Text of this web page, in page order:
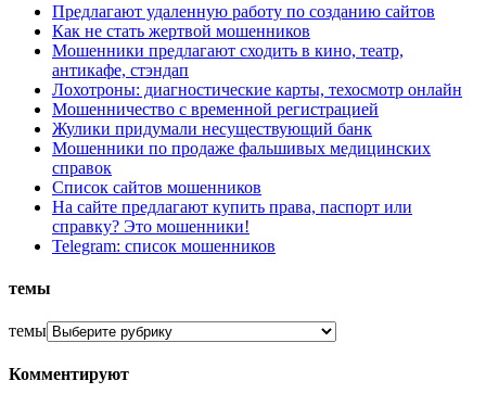
Предлагают удаленную работу по созданию сайтов
Как не стать жертвой мошенников
Мошенники предлагают сходить в кино, театр,
антикафе, стэндап
Лохотроны: диагностические карты, техосмотр онлайн
Мошенничество с временной регистрацией
Жулики придумали несуществующий банк
Мошенники по продаже фальшивых медицинских
справок
Список сайтов мошенников
На сайте предлагают купить права, паспорт или
справку? Это мошенники!
Telegram: список мошенников
темы
темы
Комментируют